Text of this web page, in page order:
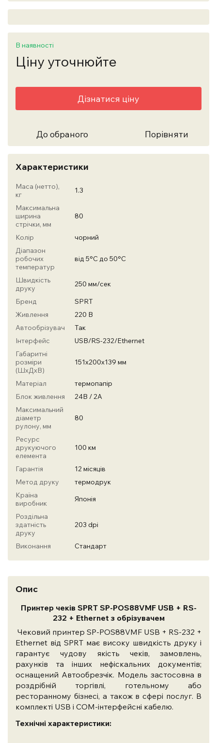
В наявності
Ціну уточнюйте
Дізнатися ціну
До обраного Порівняти
Характеристики
Маса (нетто),
кг
1.3
Максимальна
ширина
стрічки, мм
80
Колір
чорний
Діапазон
робочих
температур
від 5°C до 50°C
Швидкість
друку
250 мм/сек
Бренд
SPRT
Живлення
220 В
Автообрізувач
Так
Інтерфейс
USB/RS-232/Ethernet
Габаритні
розміри
(ШхДхВ)
151х200х139 мм
Матеріал
термопапір
Блок живлення
24В / 2А
Максимальний
діаметр
рулону, мм
80
Ресурс
друкуючого
елемента
100 км
Гарантія
12 місяців
Метод друку
термодрук
Країна
виробник
Японія
Роздільна
здатність
друку
203 dpi
Виконання Стандарт
Опис
Принтер чеків SPRT SP-POS88VMF USB + RS-
232 + Ethernet з обрізувачем
Чековий принтер SP-POS88VMF USB + RS-232 +
Ethernet від SPRT має високу швидкість друку і
гарантує чудову якість чеків, замовлень,
рахунків та інших нефіскальних документів;
оснащений Автообрезчік. Модель застосовна в
роздрібній торгівлі, готельному або
ресторанному бізнесі, а також в сфері послуг. В
комплекті USB і COM-інтерфейсні кабелю.
Технічні характеристики: